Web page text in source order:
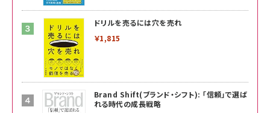
ドリルを売るには穴を売れ
￥1,815
Brand Shift(ブランド・シフト): 「信頼」で選ば
れる時代の成長戦略